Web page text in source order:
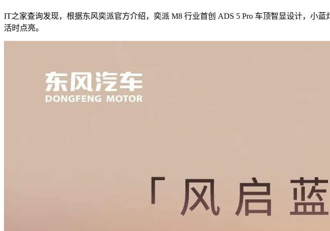
IT之家查询发现，根据东风奕派官方介绍，奕派 M8 行业首创 ADS 5 Pro 车顶智显设计，小蓝
活时点亮。